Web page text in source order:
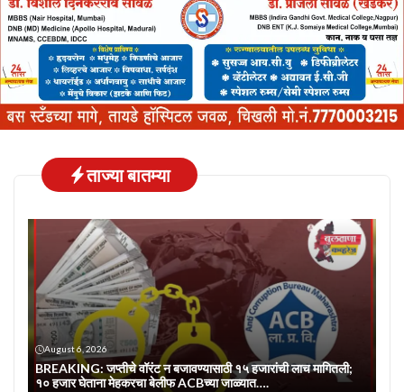
ताज्या बातम्या
August 6, 2026
BREAKING: जप्तीचे वॉरंट न बजावण्यासाठी १५ हजारांची लाच मागितली;
१० हजार घेताना मेहकरचा बेलीफ ACBच्या जाळ्यात….